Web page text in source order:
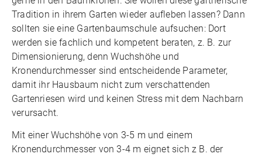
Tradition in ihrem Garten wieder aufleben lassen? Dann
sollten sie eine Gartenbaumschule aufsuchen: Dort
werden sie fachlich und kompetent beraten, z. B. zur
Dimensionierung, denn Wuchshöhe und
Kronendurchmesser sind entscheidende Parameter,
damit ihr Hausbaum nicht zum verschattenden
Gartenriesen wird und keinen Stress mit dem Nachbarn
verursacht.
Mit einer Wuchshöhe von 3-5 m und einem
Kronendurchmesser von 3-4 m eignet sich z B. der